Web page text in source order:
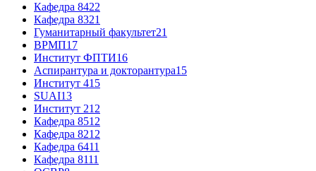
Кафедра 8422
Кафедра 8321
Гуманитарный факультет21
ВРМП17
Институт ФПТИ16
Аспирантура и докторантура15
Институт 415
SUAI13
Институт 212
Кафедра 8512
Кафедра 8212
Кафедра 6411
Кафедра 8111